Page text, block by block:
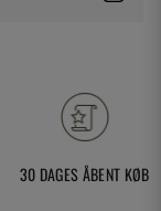
30 DAGES ÅBENT KØB